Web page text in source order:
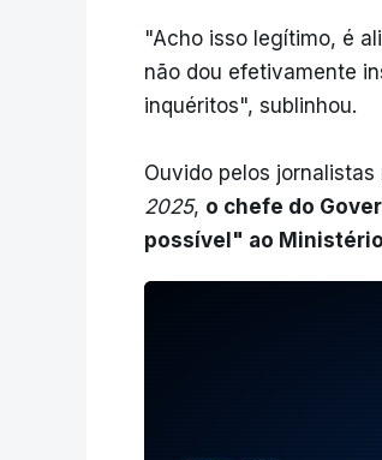
"Acho isso legítimo, é
não dou efetivamente
inquéritos", sublinhou.
Ouvido pelos
2025, o chefe do
possível" ao